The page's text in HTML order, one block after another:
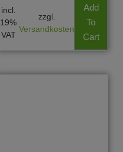
incl.
19%
VAT
zzgl.
Versandkosten
Add
To
Cart